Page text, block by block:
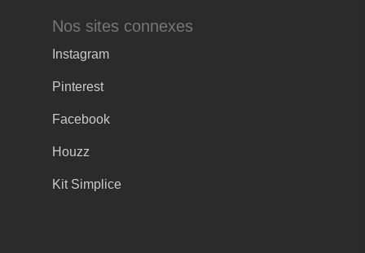
Nos sites connexes
Instagram
Pinterest
Facebook
Houzz
Kit Simplice